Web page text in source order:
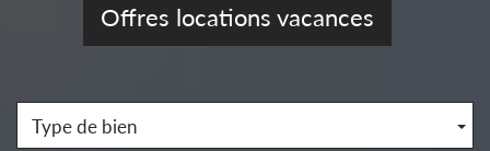
Offres locations vacances
Type de bien